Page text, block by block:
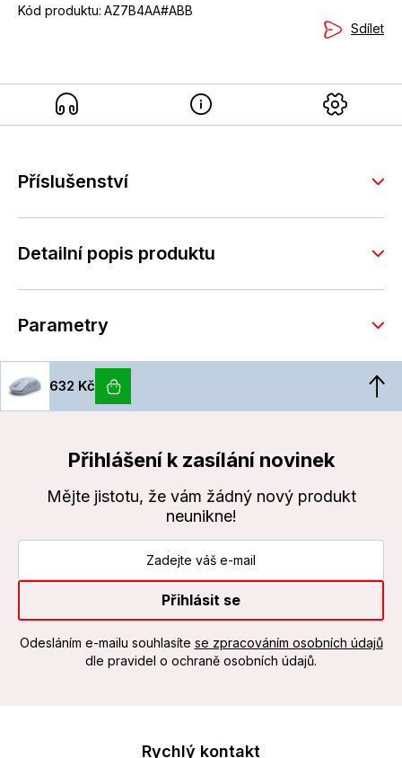
Kód produktu: AZ7B4AA#ABB
Sdílet
Příslušenství
Detailní popis produktu
Parametry
632 Kč
Přihlášení k zasílání novinek
Mějte jistotu, že vám žádný nový produkt
neunikne!
Přihlásit se
Odesláním e-mailu souhlasíte se zpracováním osobních údajů
dle pravidel o ochraně osobních údajů.
Rychlý kontakt